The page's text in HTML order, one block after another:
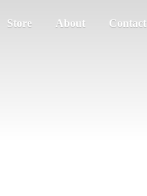
Store About